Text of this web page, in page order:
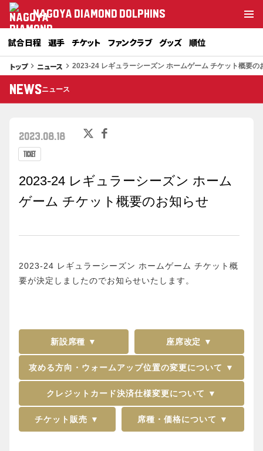
NAGOYA DIAMOND DOLPHINS
試合日程 選手 チケット ファンクラブ グッズ 順位
トップkeyboard_arrow_right ニュース keyboard_arrow_right 2023-24 レギュラーシーズン ホームゲーム チケット概要の
NEWSニュース
TICKET
2023.08.18
2023-24 レギュラーシーズン ホーム
ゲーム チケット概要のお知らせ
2023-24 レギュラーシーズン ホームゲーム チケット概
要が決定しましたのでお知らせいたします。
新設席種 ▼ 座席改定 ▼
攻める方向・ウォームアップ位置の変更について ▼
クレジットカード決済仕様変更について ▼
チケット販売 ▼ 席種・価格について ▼